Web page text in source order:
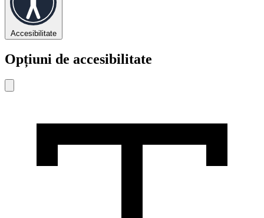
Accesibilitate
Opțiuni de accesibilitate